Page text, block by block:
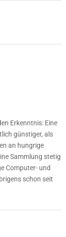
Erkenntnis: Eine
günstiger, als
an hungrige
Sammlung stetig
Computer- und
schon seit